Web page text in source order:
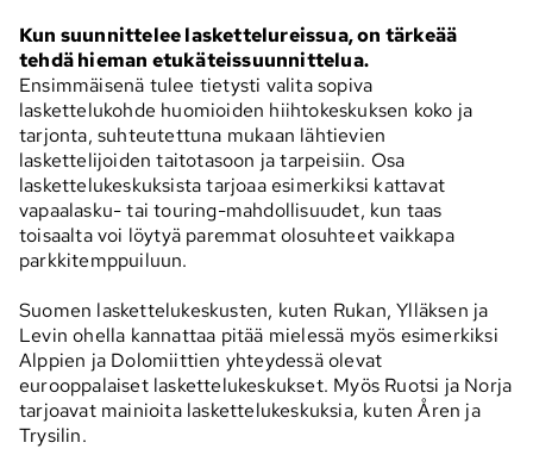
Kun suunnittelee laskettelureissua, on tärkeää
tehdä hieman etukäteissuunnittelua.
Ensimmäisenä tulee tietysti valita sopiva
laskettelukohde huomioiden hiihtokeskuksen koko ja
tarjonta, suhteutettuna mukaan lähtievien
laskettelijoiden taitotasoon ja tarpeisiin. Osa
laskettelukeskuksista tarjoaa esimerkiksi kattavat
vapaalasku- tai touring-mahdollisuudet, kun taas
toisaalta voi löytyä paremmat olosuhteet vaikkapa
parkkitemppuiluun.
Suomen laskettelukeskusten, kuten Rukan, Ylläksen ja
Levin ohella kannattaa pitää mielessä myös esimerkiksi
Alppien ja Dolomiittien yhteydessä olevat
eurooppalaiset laskettelukeskukset. Myös Ruotsi ja Norja
tarjoavat mainioita laskettelukeskuksia, kuten Åren ja
Trysilin.